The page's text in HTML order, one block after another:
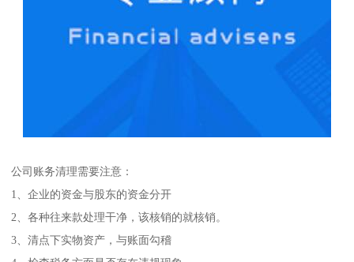
公司账务清理需要注意：
1、企业的资金与股东的资金分开
2、各种往来款处理干净，该核销的就核销。
3、清点下实物资产，与账面勾稽